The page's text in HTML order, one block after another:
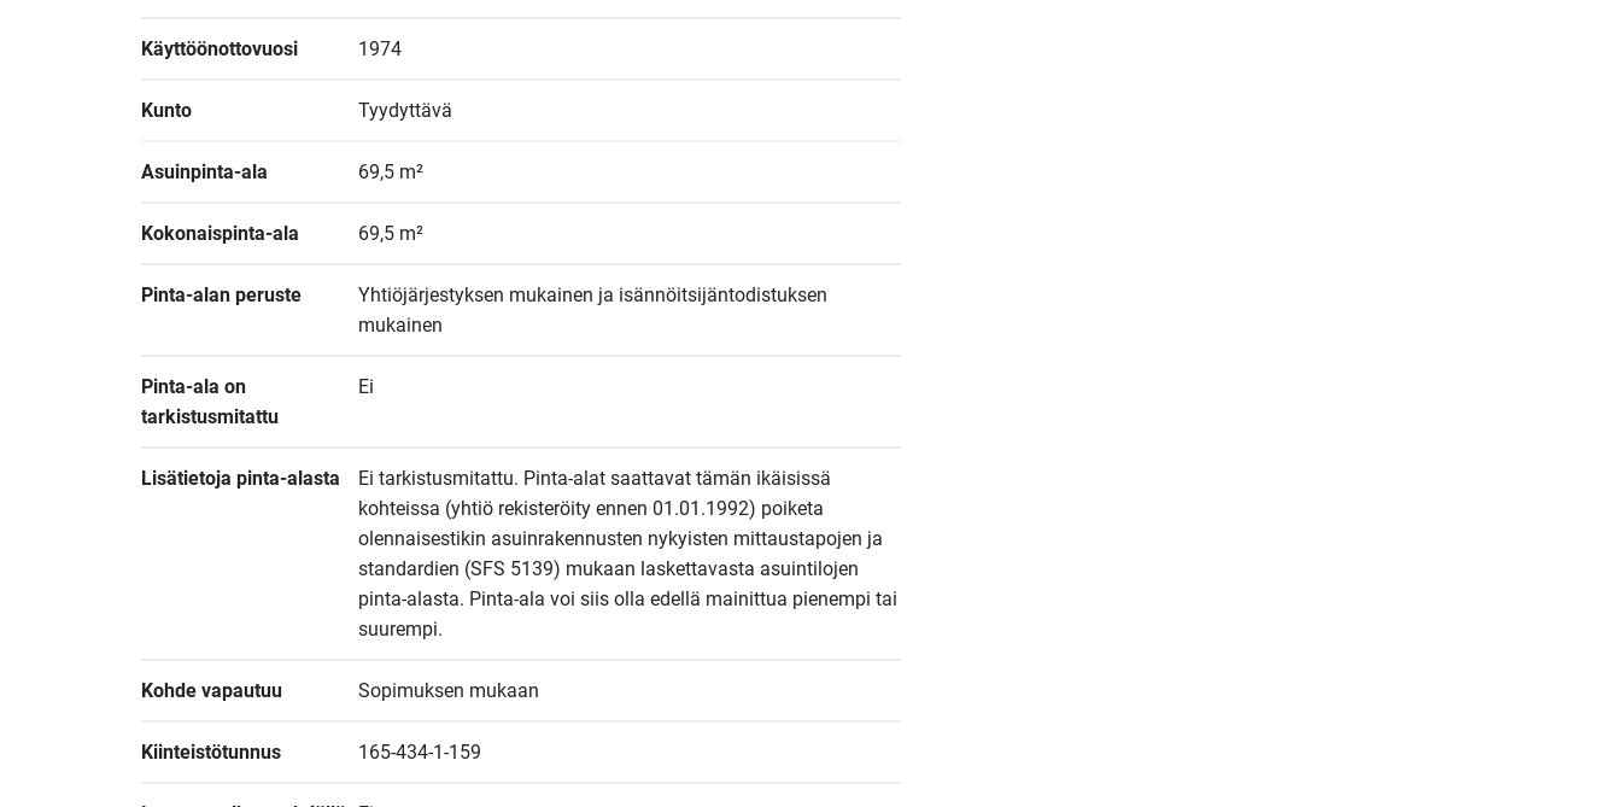
Käyttöönottovuosi 1974
Kunto Tyydyttävä
Asuinpinta-ala 69,5 m²
Kokonaispinta-ala 69,5 m²
Pinta-alan peruste
Yhtiöjärjestyksen mukainen ja isännöitsijäntodistuksen
mukainen
Pinta-ala on
tarkistusmitattu
Ei
Lisätietoja pinta-alasta
Ei tarkistusmitattu. Pinta-alat saattavat tämän ikäisissä
kohteissa (yhtiö rekisteröity ennen 01.01.1992) poiketa
olennaisestikin asuinrakennusten nykyisten mittaustapojen ja
standardien (SFS 5139) mukaan laskettavasta asuintilojen
pinta-alasta. Pinta-ala voi siis olla edellä mainittua pienempi tai
suurempi.
Kohde vapautuu Sopimuksen mukaan
Kiinteistötunnus 165-434-1-159